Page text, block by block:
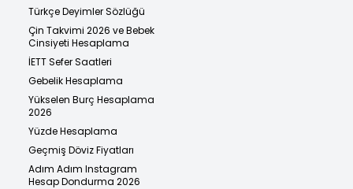
Türkçe Deyimler Sözlüğü
Çin Takvimi 2026 ve Bebek
Cinsiyeti Hesaplama
İETT Sefer Saatleri
Gebelik Hesaplama
Yükselen Burç Hesaplama
2026
Yüzde Hesaplama
Geçmiş Döviz Fiyatları
Adım Adım Instagram
Hesap Dondurma 2026